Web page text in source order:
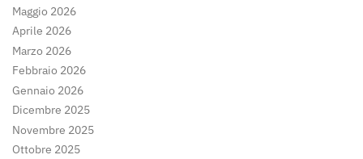
Maggio 2026
Aprile 2026
Marzo 2026
Febbraio 2026
Gennaio 2026
Dicembre 2025
Novembre 2025
Ottobre 2025